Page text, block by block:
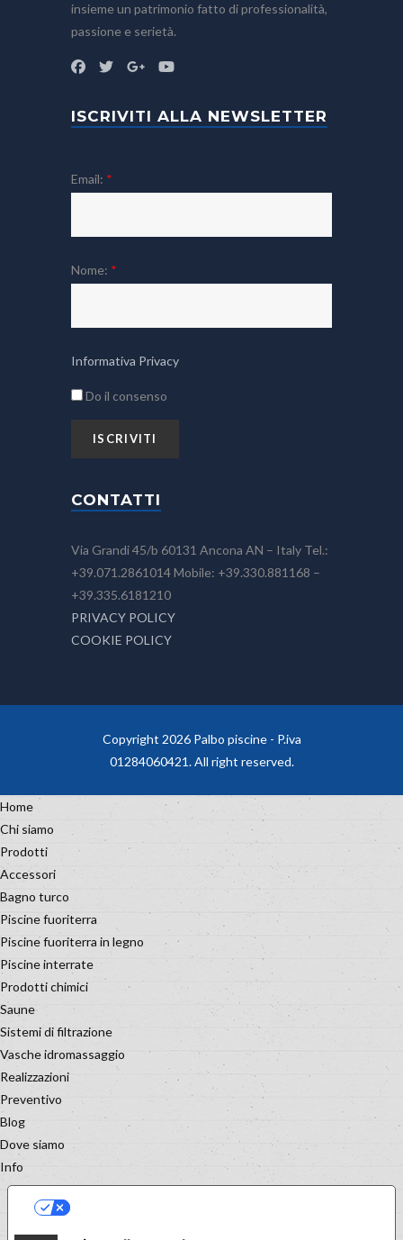
insieme un patrimonio fatto di professionalità,
passione e serietà.
ISCRIVITI ALLA NEWSLETTER
Email: *
Nome: *
Informativa Privacy
Do il consenso
CONTATTI
Via Grandi 45/b 60131 Ancona AN – Italy Tel.:
+39.071.2861014 Mobile: +39.330.881168 –
+39.335.6181210
PRIVACY POLICY
COOKIE POLICY
Copyright 2026 Palbo piscine - P.iva
01284060421. All right reserved.
Home
Chi siamo
Prodotti
Accessori
Bagno turco
Piscine fuoriterra
Piscine fuoriterra in legno
Piscine interrate
Prodotti chimici
Saune
Sistemi di filtrazione
Vasche idromassaggio
Realizzazioni
Preventivo
Blog
Dove siamo
Info